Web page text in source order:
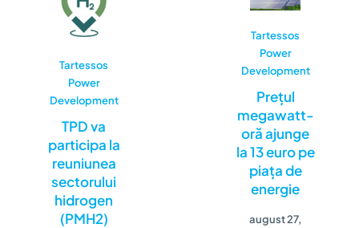
Tartessos
Power
Development
TPD va
participa la
reuniunea
sectorului
hidrogen
(PMH2)
Tartessos
Power
Development
Prețul
megawatt-
oră ajunge
la 13 euro pe
piața de
energie
august 27,